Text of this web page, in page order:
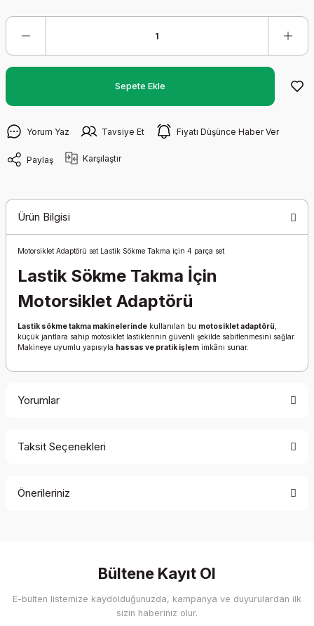
Sepete Ekle
Yorum Yaz Tavsiye Et Fiyatı Düşünce Haber Ver
Paylaş Karşılaştır
Ürün Bilgisi
Motorsiklet Adaptörü set Lastik Sökme Takma için 4 parça set
Lastik Sökme Takma İçin
Motorsiklet Adaptörü
Lastik sökme takma makinelerinde kullanılan bu motosiklet adaptörü
küçük jantlara sahip motosiklet lastiklerinin güvenli şekilde sabitlenmesini sağlar.
Makineye uyumlu yapısıyla hassas ve pratik işlem imkânı sunar.
Yorumlar
Taksit Seçenekleri
Önerileriniz
Görüş ve önerileriniz için teşekkür ederiz.
Ürün resmi kalitesiz, bozuk veya görüntülenemiyor.
Bültene Kayıt Ol
E-bülten listemize kaydolduğunuzda, kampanya ve duyurulardan ilk
sizin haberiniz olur.